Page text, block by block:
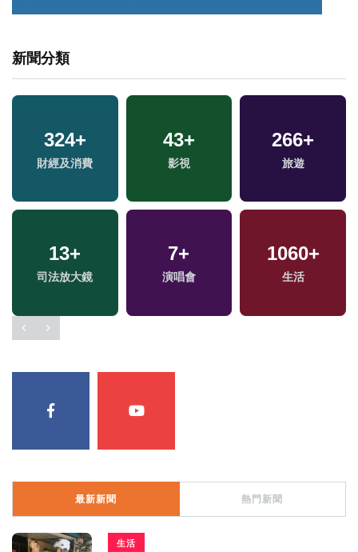
新聞分類
324+
財經及消費
43+
影視
266+
旅遊
13+
司法放大鏡
7+
演唱會
1060+
生活
最新新聞 熱門新聞
生活